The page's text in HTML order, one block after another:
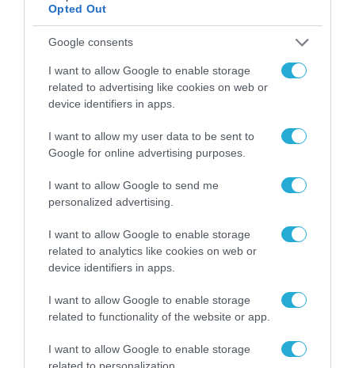
Opted Out
Google consents
I want to allow Google to enable storage
related to advertising like cookies on web or
device identifiers in apps.
I want to allow my user data to be sent to
Google for online advertising purposes.
I want to allow Google to send me
personalized advertising.
I want to allow Google to enable storage
related to analytics like cookies on web or
device identifiers in apps.
I want to allow Google to enable storage
related to functionality of the website or app.
I want to allow Google to enable storage
related to personalization.
ΔΗΜΟΣΙΑ ΔΙΟΙΚΗΣΗ